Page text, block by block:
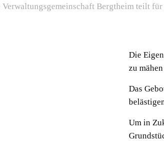
Verwaltungsgemeinschaft Bergtheim teilt
Die
zu
Das
Um in